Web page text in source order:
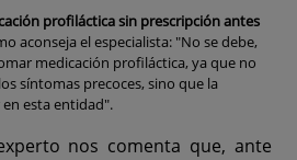
profiláctica sin prescripción antes
aconseja el especialista: "No se debe,
medicación profiláctica, ya que no
síntomas precoces, sino que la
esta entidad".
nos comenta que, ante